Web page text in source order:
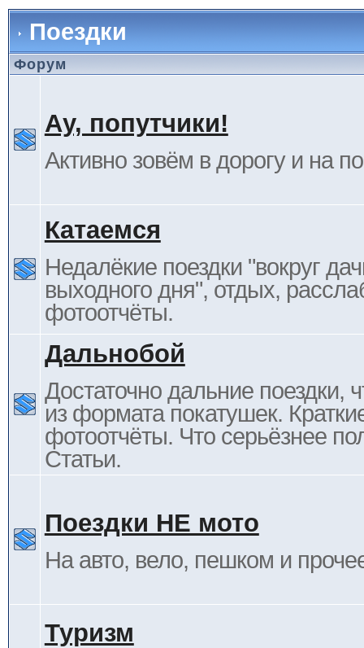
Поездки
Форум
Ау, попутчики!
Активно зовём в дорогу и на
Катаемся
Недалёкие поездки "вокруг
выходного дня", отдых,
фотоотчёты.
Дальнобой
Достаточно дальние поездки,
из формата покатушек.
фотоотчёты. Что серьёзнее
Статьи.
Поездки НЕ мото
На авто, вело, пешком и
Туризм